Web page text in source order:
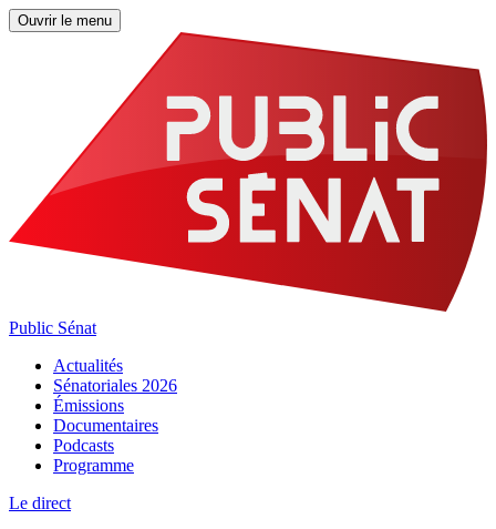
Ouvrir le menu
Public Sénat
Actualités
Sénatoriales 2026
Émissions
Documentaires
Podcasts
Programme
Le direct